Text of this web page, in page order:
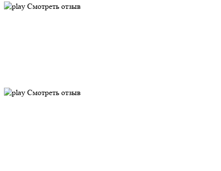
Смотреть отзыв
Смотреть отзыв